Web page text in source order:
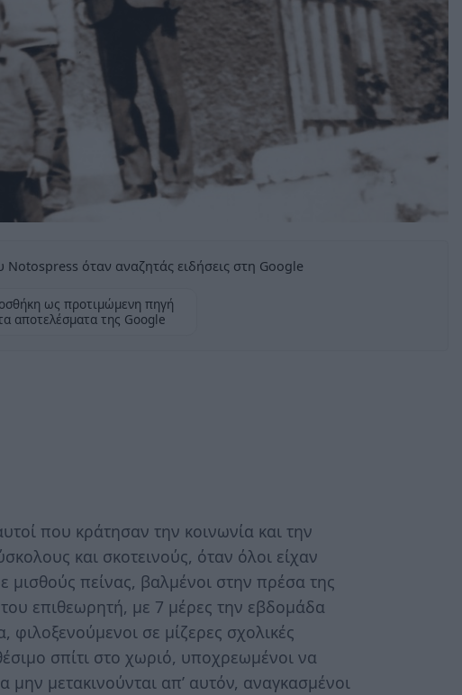
όταν αναζητάς ειδήσεις στη Google
ως προτιμώμενη πηγή
αποτελέσματα της Google
που κράτησαν την κοινωνία και την
και σκοτεινούς, όταν όλοι είχαν
μισθούς πείνας, βαλμένοι στην πρέσα της
επιθεωρητή, με 7 μέρες την εβδομάδα
σε μίζερες σχολικές
σπίτι στο χωριό, υποχρεωμένοι να
μην μετακινούνται απ’ αυτόν, αναγκασμένοι